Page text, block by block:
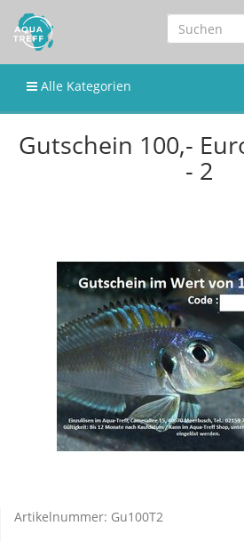
Alle Kategorien
Gutschein 100,-
- 2
Artikelnummer: Gu100T2